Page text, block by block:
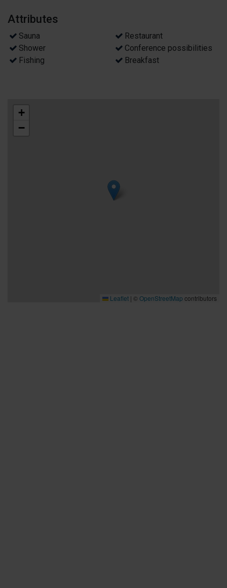
Attributes
Sauna
Restaurant
Shower
Conference possibilities
Fishing
Breakfast
+
−
Leaflet | ©OpenStreetMap contributors